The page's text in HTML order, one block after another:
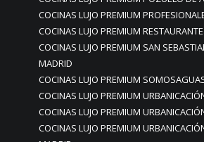
COCINAS LUJO PREMIUM
COCINAS LUJO PREMIUM
COCINAS LUJO PREMIUM SAN
MADRID
COCINAS LUJO PREMIUM
COCINAS LUJO PREMIUM
COCINAS LUJO PREMIUM
COCINAS LUJO PREMIUM